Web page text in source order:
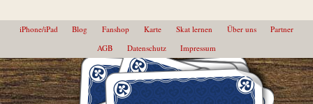
iPhone/iPad Blog Fanshop Karte Skat lernen Über uns
Partner
AGB
Datenschutz Impressum